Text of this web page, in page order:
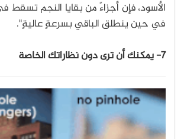
الأسود، فإن أجزاءً من بقايا النجم تسقط
في حين ينطلق الباقي بسرعةٍ عاليةٍ".
7- يمكنك أن ترى دون نظاراتك الخاصة